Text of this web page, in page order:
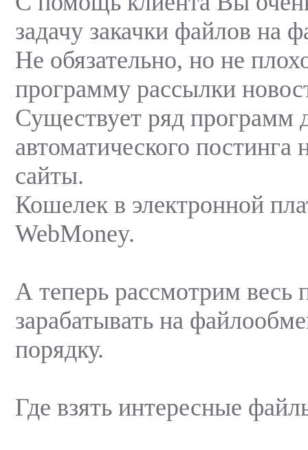
задачу закачки файлов на
Не обязательно, но не
программу рассылки
Существует ряд программ
автоматического постинга
сайты.
Кошелек в электронной
WebMoney.
А теперь рассмотрим весь
зарабатывать на
порядку.
Где взять интересные